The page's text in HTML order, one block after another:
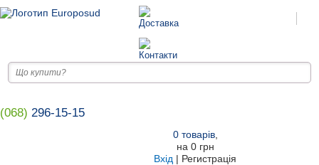
(068) 296-15-15
0товарів,
на 0 грн
Вхід | Регистрація